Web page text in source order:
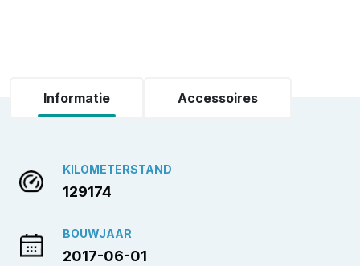
Informatie Accessoires
KILOMETERSTAND
129174
BOUWJAAR
2017-06-01